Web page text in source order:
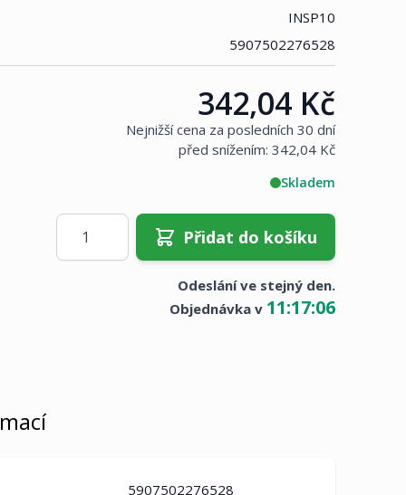
INSP10
5907502276528
Cena:
342,04 Kč
Nejnižší cena za posledních 30 dní
před snížením: 342,04 Kč
Skladem
Množství
Přidat do košíku
Odeslání ve stejný den.
Objednávka v 11:17:05
5907502276528